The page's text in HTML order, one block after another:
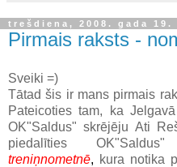
trešdiena, 2008. gada 19.
Pirmais raksts -
Sveiki =)
Tātad šis ir mans pirmais
Pateicoties tam, ka
OK"Saldus" skrējēju Ati
piedalīties OK"Saldus"
treniņnometnē, kura notika